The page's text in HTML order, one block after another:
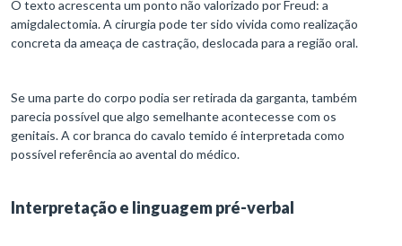
O texto acrescenta um ponto não valorizado por Freud: a
amigdalectomia. A cirurgia pode ter sido vivida como realização
concreta da ameaça de castração, deslocada para a região oral.
Se uma parte do corpo podia ser retirada da garganta, também
parecia possível que algo semelhante acontecesse com os
genitais. A cor branca do cavalo temido é interpretada como
possível referência ao avental do médico.
Interpretação e linguagem pré-verbal